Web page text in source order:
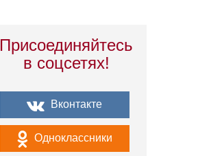
Присоединяйтесь
в соцсетях!
Вконтакте
Одноклассники